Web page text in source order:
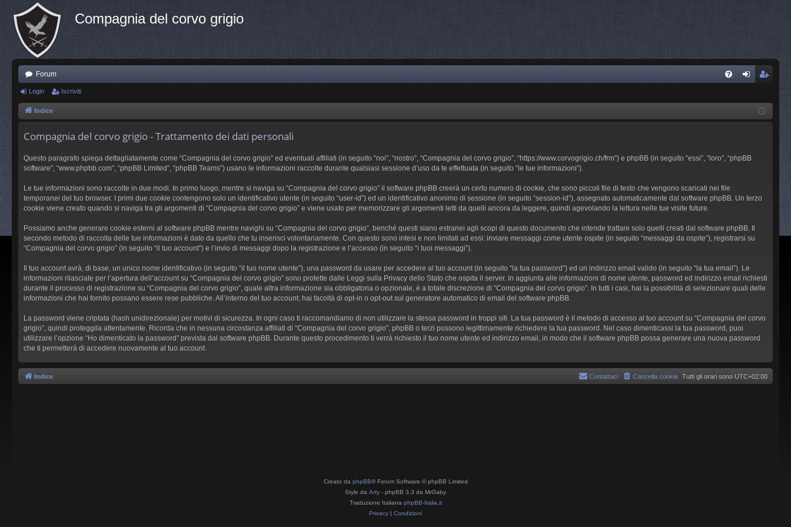
Compagnia del corvo grigio
Forum
riv
Login Iscriviti
Indice
Compagnia del corvo grigio - Trattamento dei dati personali
Questo paragrafo spiega dettagliatamente come “Compagnia del corvo grigio” ed eventuali affiliati (in seguito “noi”, “nostro”, “Compagnia del corvo grigio”, “https://www.corvogrigio.ch/frm”) e phpBB (in seguito “essi”, “loro”, “phpBB
software”, “www.phpbb.com”, “phpBB Limited”, “phpBB Teams”) usano le informazioni raccolte durante qualsiasi sessione d’uso da te effettuata (in seguito “le tue informazioni”).
Le tue informazioni sono raccolte in due modi. In primo luogo, mentre si naviga su “Compagnia del corvo grigio” il software phpBB creerà un certo numero di cookie, che sono piccoli file di testo che vengono scaricati nei file
temporanei del tuo browser. I primi due cookie contengono solo un identificativo utente (in seguito “user-id”) ed un identificativo anonimo di sessione (in seguito “session-id”), assegnato automaticamente dal software phpBB. Un terzo
cookie viene creato quando si naviga tra gli argomenti di “Compagnia del corvo grigio” e viene usato per memorizzare gli argomenti letti da quelli ancora da leggere, quindi agevolando la lettura nelle tue visite future.
Possiamo anche generare cookie esterni al software phpBB mentre navighi su “Compagnia del corvo grigio”, benché questi siano estranei agli scopi di questo documento che intende trattare solo quelli creati dal software phpBB. Il
secondo metodo di raccolta delle tue informazioni è dato da quello che tu inserisci volontariamente. Con questo sono intesi e non limitati ad essi: inviare messaggi come utente ospite (in seguito “messaggi da ospite”), registrarsi su
“Compagnia del corvo grigio” (in seguito “il tuo account”) e l’invio di messaggi dopo la registrazione e l’accesso (in seguito “i tuoi messaggi”).
Il tuo account avrà, di base, un unico nome identificativo (in seguito “il tuo nome utente”), una password da usare per accedere al tuo account (in seguito “la tua password”) ed un indirizzo email valido (in seguito “la tua email”). Le
informazioni rilasciate per l’apertura dell’account su “Compagnia del corvo grigio” sono protette dalle Leggi sulla Privacy dello Stato che ospita il server. In aggiunta alle informazioni di nome utente, password ed indirizzo email richiesti
durante il processo di registrazione su “Compagnia del corvo grigio”, quale altra informazione sia obbligatoria o opzionale, è a totale discrezione di “Compagnia del corvo grigio”. In tutti i casi, hai la possibilità di selezionare quali delle
informazioni che hai fornito possano essere rese pubbliche. All’interno del tuo account, hai facoltà di opt-in o opt-out sul generatore automatico di email del software phpBB.
La password viene criptata (hash unidirezionale) per motivi di sicurezza. In ogni caso ti raccomandiamo di non utilizzare la stessa password in troppi siti. La tua password è il metodo di accesso al tuo account su “Compagnia del corvo
grigio”, quindi proteggila attentamente. Ricorda che in nessuna circostanza affiliati di “Compagnia del corvo grigio”, phpBB o terzi possono legittimamente richiedere la tua password. Nel caso dimenticassi la tua password, puoi
utilizzare l’opzione “Ho dimenticato la password” prevista dal software phpBB. Durante questo procedimento ti verrà richiesto il tuo nome utente ed indirizzo email, in modo che il software phpBB possa generare una nuova password
che ti permetterà di accedere nuovamente al tuo account.
Indice Tutti gli orari sono UTC+02:00
Cancella cookie
Contattaci
Creato da phpBB® Forum Software © phpBB Limited
Style da Arty - phpBB 3.3 da MrGaby
Traduzione Italiana phpBB-Italia.it
Privacy | Condizioni